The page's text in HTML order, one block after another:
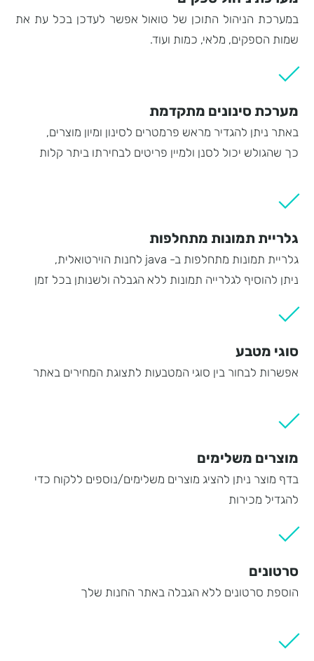
במערכת הניהול התוכן של טואול אפשר לעדכן בכל עת את
שמות הספקים, מלאי, כמות ועוד.
מערכת סינונים מתקדמת
באתר ניתן להגדיר מראש פרמטרים לסינון ומיון מוצרים,
כך שהגולש יכול לסנן ולמיין פריטים לבחירתו ביתר קלות
גלריית תמונות מתחלפות
גלריית תמונות מתחלפות ב- java לחנות הוירטואלית,
ניתן להוסיף לגלרייה תמונות ללא הגבלה ולשנותן בכל זמן
סוגי מטבע
אפשרות לבחור בין סוגי המטבעות לתצוגת המחירים באתר
מוצרים משלימים
בדף מוצר ניתן להציג מוצרים משלימים/נוספים ללקוח כדי
להגדיל מכירות
סרטונים
הוספת סרטונים ללא הגבלה באתר החנות שלך